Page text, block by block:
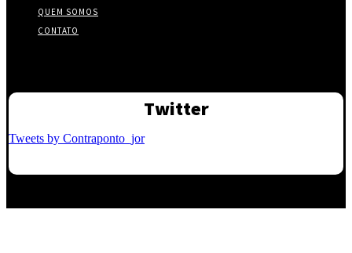
QUEM SOMOS
CONTATO
Twitter
Tweets by Contraponto_jor